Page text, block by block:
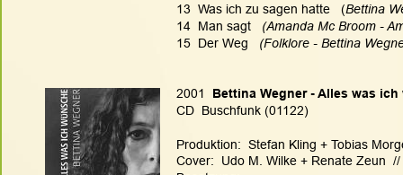
13  Was ich zu sagen hatte   (Bettina
14  Man sagt
(Amanda Mc Broom -
15  Der Weg
(Folklore - Bettina
2001 Bettina Wegner - Alles was
CD  Buschfunk (01122)
Produktion:  Stefan Kling + Tobias
Cover:  Udo M. Wilke + Renate Zeun